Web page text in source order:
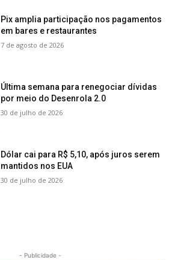
Pix amplia participação nos pagamentos
em bares e restaurantes
7 de agosto de 2026
Última semana para renegociar dívidas
por meio do Desenrola 2.0
30 de julho de 2026
Dólar cai para R$ 5,10, após juros serem
mantidos nos EUA
30 de julho de 2026
- Publicidade -